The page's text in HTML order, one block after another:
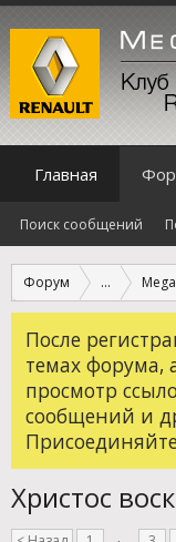
Форум ...
После
темах форума,
просмотр
сообщений и
Христос
Главная
Поиск сообщений